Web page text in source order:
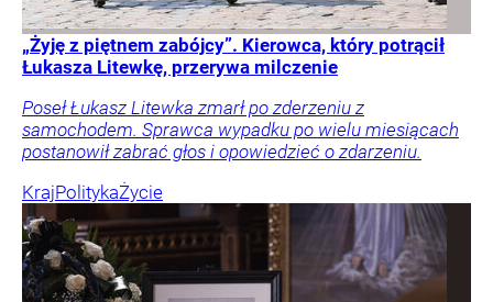
„Żyję z piętnem zabójcy”. Kierowca, który potrącił
Łukasza Litewkę, przerywa milczenie
Poseł Łukasz Litewka zmarł po zderzeniu z
samochodem. Sprawca wypadku po wielu miesiącach
postanowił zabrać głos i opowiedzieć o zdarzeniu.
KrajPolitykaŻycie